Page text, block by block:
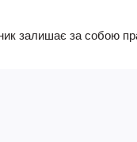
залишає за собою